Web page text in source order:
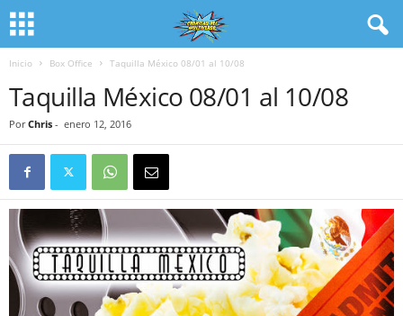
Inicio Box Office Taquilla México 08/01 al 10/08
Taquilla México 08/01 al 10/08
Por Chris - enero 12, 2016